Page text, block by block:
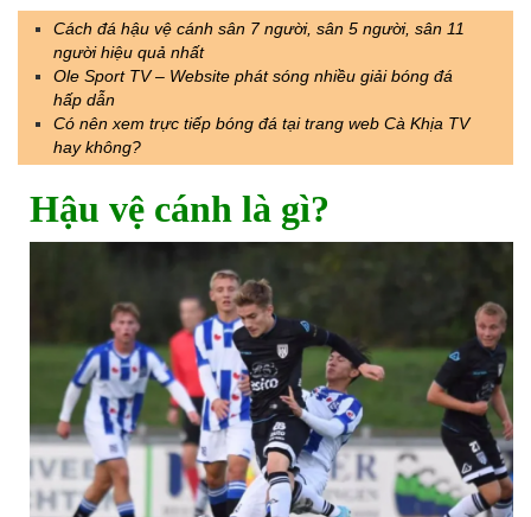
Cách đá hậu vệ cánh sân 7 người, sân 5 người, sân 11
người hiệu quả nhất
Ole Sport TV – Website phát sóng nhiều giải bóng đá
hấp dẫn
Có nên xem trực tiếp bóng đá tại trang web Cà Khịa TV
hay không?
Hậu vệ cánh là gì?